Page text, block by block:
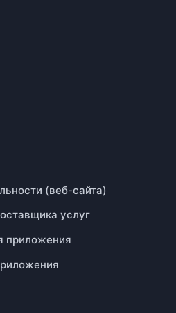
(веб-сайта)
услуг
приложения